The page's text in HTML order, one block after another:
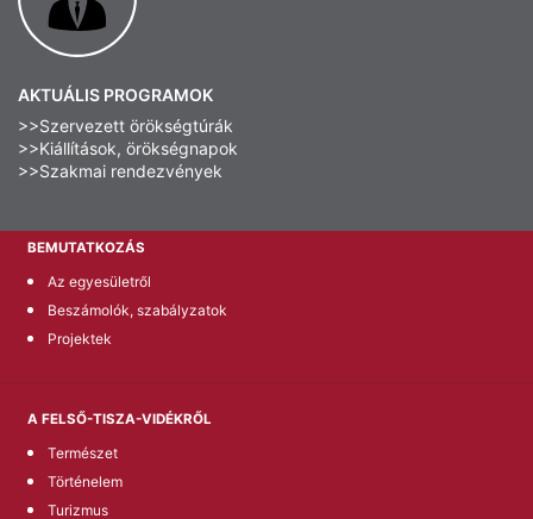
AKTUÁLIS PROGRAMOK
>>Szervezett örökségtúrák
>>Kiállítások, örökségnapok
>>Szakmai rendezvények
BEMUTATKOZÁS
Az egyesületről
Beszámolók, szabályzatok
Projektek
A FELSŐ-TISZA-VIDÉKRŐL
Természet
Történelem
Turizmus